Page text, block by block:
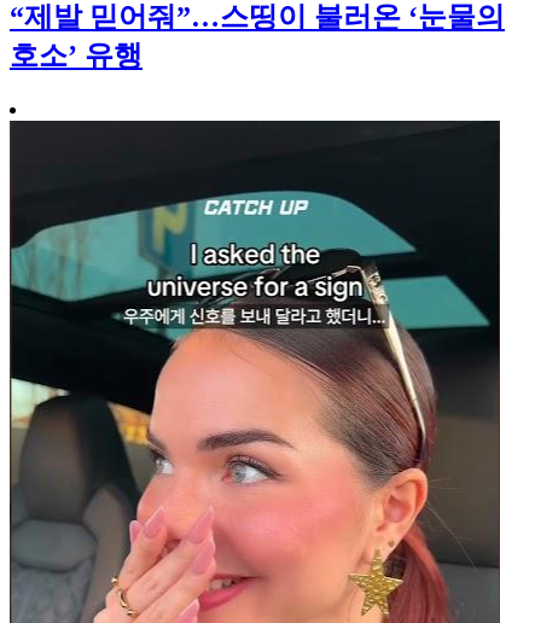
“제발 믿어줘”…스띵이 불러온 ‘눈물의
호소’ 유행